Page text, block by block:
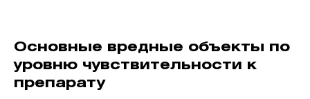
Основные вредные объекты по
уровню чувствительности к
препарату